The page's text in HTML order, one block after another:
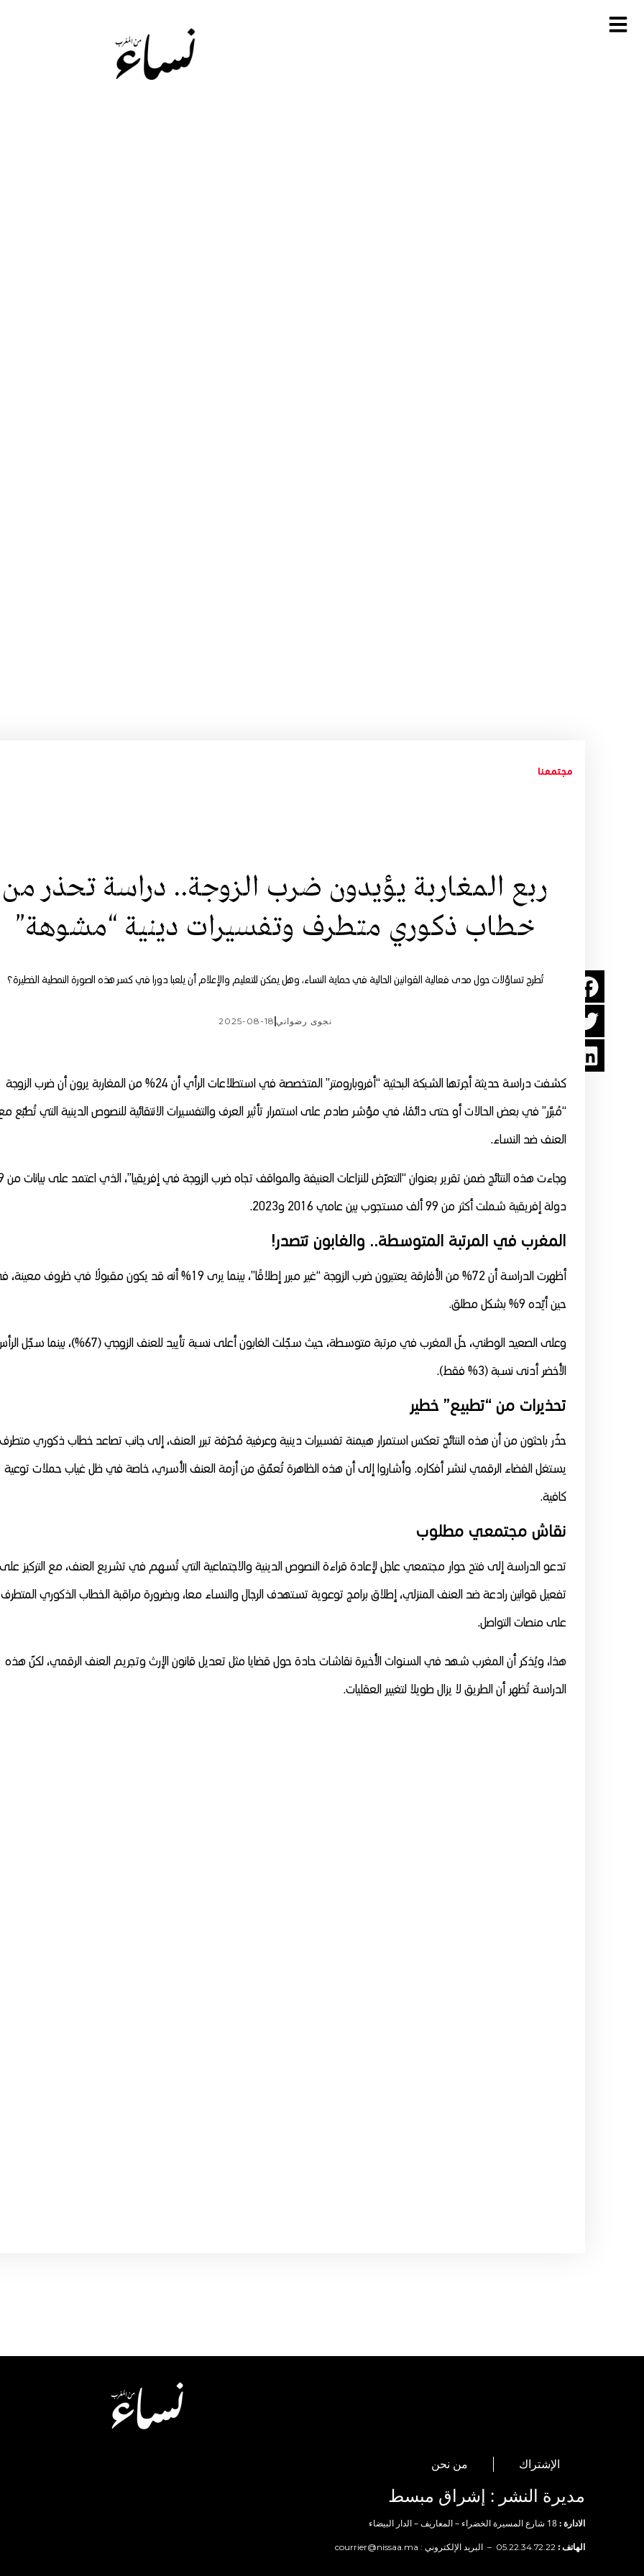
مجتمعنا
ربع المغاربة يؤيدون ضرب الزوجة.. دراسة تحذر من
خطاب ذكوري متطرف وتفسيرات دينية “مشوهة”
تُطرح تساؤلات حول مدى فعالية القوانين الحالية في حماية النساء، وهل يمكن للتعليم والإعلام أن يلعبا دورا في كسر هذه الصورة النمطية الخطيرة؟
نجوى رضواني 2025-08-18
كشفت دراسة حديثة أجرتها الشبكة البحثية “أفروبارومتر” المتخصصة في استطلاعات الرأي أن 24% من المغاربة يرون أن ضرب الزوجة
“مُبرَّر” في بعض الحالات أو حتى دائمًا، في مؤشر صادم على استمرار تأثير العرف والتفسيرات الانتقائية للنصوص الدينية التي تُطبّع
العنف ضد النساء.
وجاءت هذه النتائج ضمن
دولة إفريقية شملت أكثر من 99 ألف مستجوب بين عامي 2016 و2023.
المغرب في المرتبة المتوسطة.. والغابون تتصدر!
أظهرت الدراسة أن 72% من الأفارقة يعتبرون ضرب الزوجة “غير مبرر إطلاقًا”، بينما يرى 19% أنه قد يكون مقبولًا في ظروف
حين أيّده 9% بشكل مطلق.
وعلى الصعيد الوطني، حلّ المغرب في مرتبة متوسطة، حيث سجّلت الغابون أعلى نسبة تأييد للعنف الزوجي (67%)، بينما
الأخضر أدنى نسبة (3% فقط).
تحذيرات من “تطبيع” خطير
حذّر باحثون من أن هذه النتائج تعكس استمرار هيمنة تفسيرات دينية وعرفية مُحرّفة تبرر العنف، إلى جانب تصاعد خطاب ذكوري متطرف
يستغل الفضاء الرقمي لنشر أفكاره. وأشاروا إلى أن هذه الظاهرة تُعمّق من أزمة العنف الأسري، خاصة في ظل غياب حملات توعية
كافية.
نقاش مجتمعي مطلوب
تدعو الدراسة إلى فتح حوار مجتمعي عاجل لإعادة قراءة النصوص الدينية والاجتماعية التي تُسهم في تشريع العنف، مع التركيز على
تفعيل قوانين رادعة ضد العنف المنزلي، إطلاق برامج توعوية تستهدف الرجال والنساء معا، وبضرورة مراقبة الخطاب الذكوري المتطرف
على منصات التواصل.
هذا، ويُذكر أن المغرب شهد في السنوات الأخيرة نقاشات حادة حول قضايا مثل تعديل قانون الإرث وتجريم العنف الرقمي، لكنّ هذه
الدراسة تُظهر أن الطريق لا يزال طويلا لتغيير العقليات.
الإشتراك من نحن
مديرة النشر : إشراق مبسط
الادارة :
الهاتف : 05.22.34.72.22 – البريد الإلكتروني : courrier@nissaa.ma